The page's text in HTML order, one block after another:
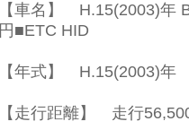
【車名】 H.15(2003)年
円■ETC HID
【年式】 H.15(2003)年
【走行距離】 走行